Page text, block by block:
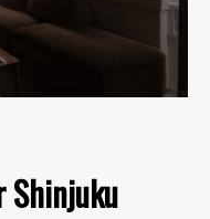
Shinjuku